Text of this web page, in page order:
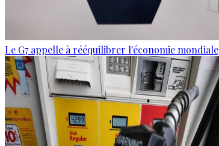
Le G7 appelle à rééquilibrer l'économie mondiale